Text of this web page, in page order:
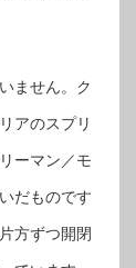
ません。ク
アのスプリ
ーマン／モ
だものです
方ずつ開閉